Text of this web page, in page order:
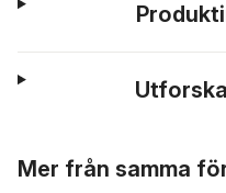
Mer från samma